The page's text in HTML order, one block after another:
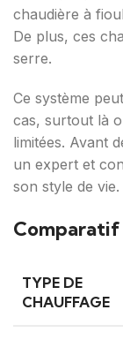
chaudière à
De plus, ces
serre.
Ce système
cas, surtout là
limitées. Avant
un expert et
son style de vie.
Comparatif
TYPE DE
CHAUFFAGE